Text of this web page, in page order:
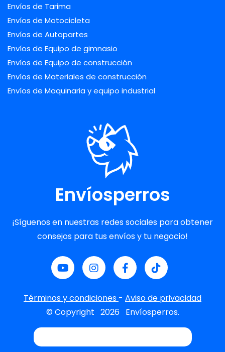
Envíos de Tarima
Envíos de Motocicleta
Envíos de Autopartes
Envíos de Equipo de gimnasio
Envíos de Equipo de construcción
Envíos de Materiales de construcción
Envíos de Maquinaria y equipo industrial
Envíosperros
¡Síguenos en nuestras redes sociales para obtener
consejos para tus envíos y tu negocio!
Términos y condiciones - Aviso de privacidad
© Copyright 2026 Envíosperros.